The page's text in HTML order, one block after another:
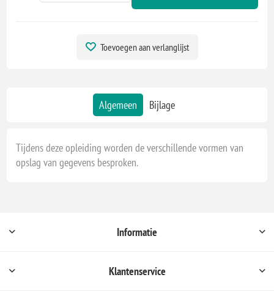
Toevoegen aan verlanglijst
Algemeen Bijlage
Tijdens deze opleiding worden de verschillende vormen van
opslag van gegevens besproken.
Informatie
Klantenservice